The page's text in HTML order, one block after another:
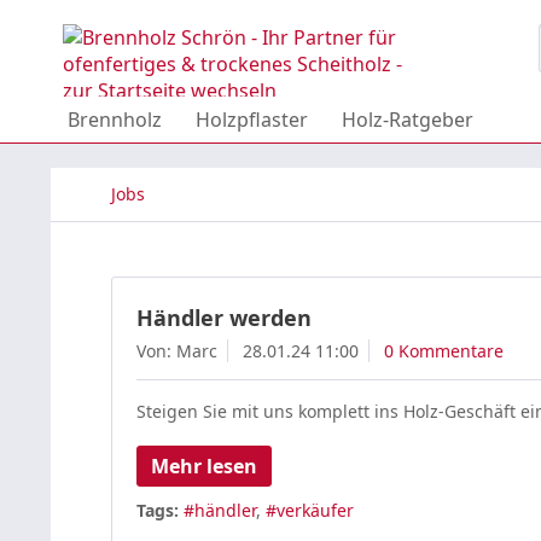
Brennholz Holzpflaster Holz-Ratgeber
Jobs
Händler werden
Von: Marc 28.01.24 11:00 0 Kommentare
Steigen Sie mit uns komplett ins Holz-Geschäft
Mehr lesen
Tags: #händler, #verkäufer